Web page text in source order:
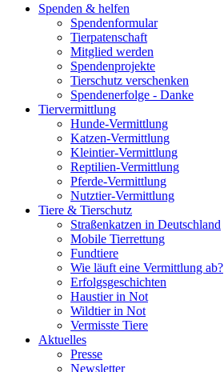
Spenden & helfen
Spendenformular
Tierpatenschaft
Mitglied werden
Spendenprojekte
Tierschutz verschenken
Spendenerfolge - Danke
Tiervermittlung
Hunde-Vermittlung
Katzen-Vermittlung
Kleintier-Vermittlung
Reptilien-Vermittlung
Pferde-Vermittlung
Nutztier-Vermittlung
Tiere & Tierschutz
Straßenkatzen in Deutschland
Mobile Tierrettung
Fundtiere
Wie läuft eine Vermittlung ab?
Erfolgsgeschichten
Haustier in Not
Wildtier in Not
Vermisste Tiere
Aktuelles
Presse
Newsletter